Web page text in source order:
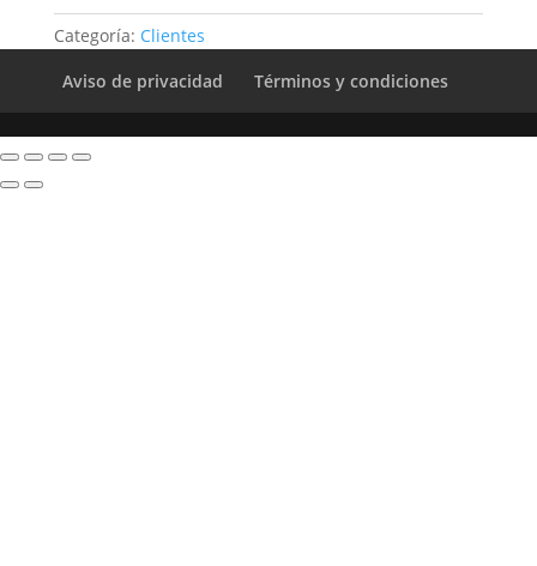
Categoría: Clientes
Aviso de privacidad
Términos y condiciones